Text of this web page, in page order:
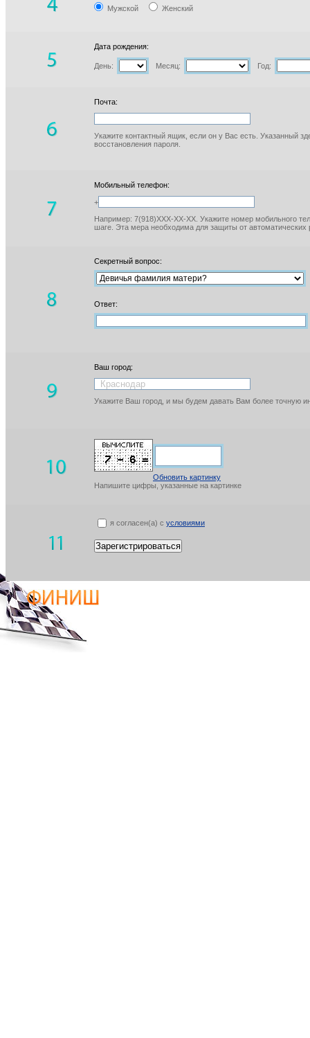
Мужской Женский
Дата рождения:
День: Месяц: Год:
Почта:
Укажите контактный ящик, если он у Вас есть. Указанный
восстановления пароля.
Мобильный телефон:
+
Например: 7(918)XXX-XX-XX. Укажите номер мобильного
шаге. Эта мера необходима для защиты от автоматических
Секретный вопрос:
Ответ:
Ваш город:
Укажите Ваш город, и мы будем давать Вам более точную
Обновить картинку
Напишите цифры, указанные на картинке
я согласен(а) с условиями
Зарегистрироваться